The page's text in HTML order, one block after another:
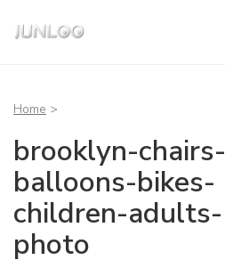
Home >
brooklyn-chairs-
balloons-bikes-
children-adults-
photo